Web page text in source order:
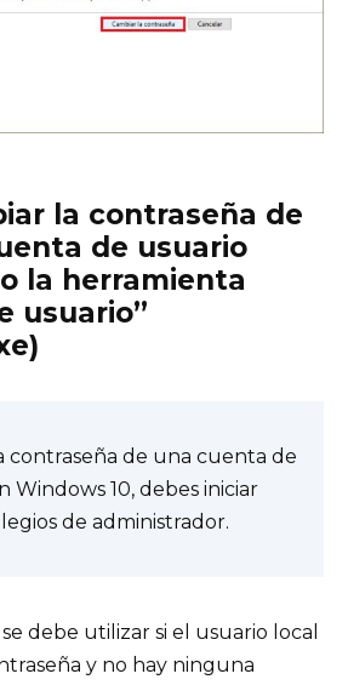
la contraseña de
de usuario
la herramienta
usuario”
contraseña de una cuenta de
Windows 10, debes iniciar
de administrador.
debe utilizar si el usuario local
y no hay ninguna